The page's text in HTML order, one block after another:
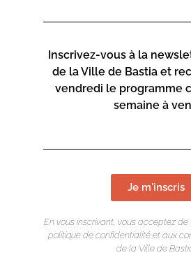
LIEU DE L'ÉVÉNEMENT
Centre culturel Una Volta
Inscrivez-vous à la
de la Ville de Bastia et
vendredi le programme
semaine à
Je m'inscris
En vous inscrivant, vous acceptez
politique de confidentialité et aux
de la Ville de